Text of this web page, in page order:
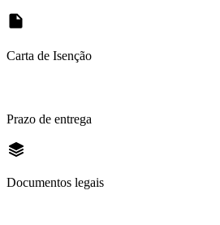
Carta de Isenção
Prazo de entrega
Documentos legais